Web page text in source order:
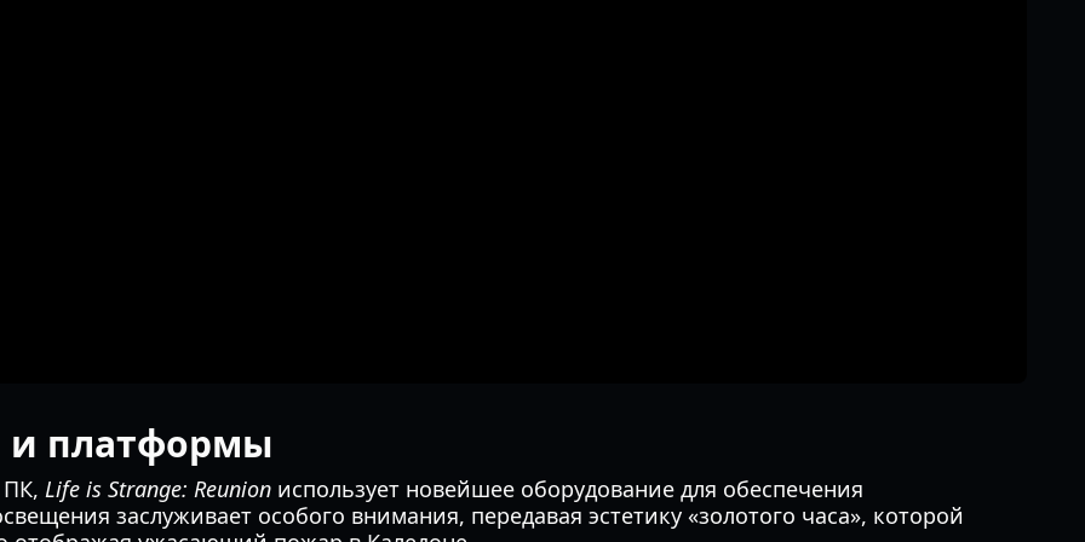
и платформы
Life is Strange: Reunion использует новейшее оборудование для обеспечения
заслуживает особого внимания, передавая эстетику «золотого часа», которой